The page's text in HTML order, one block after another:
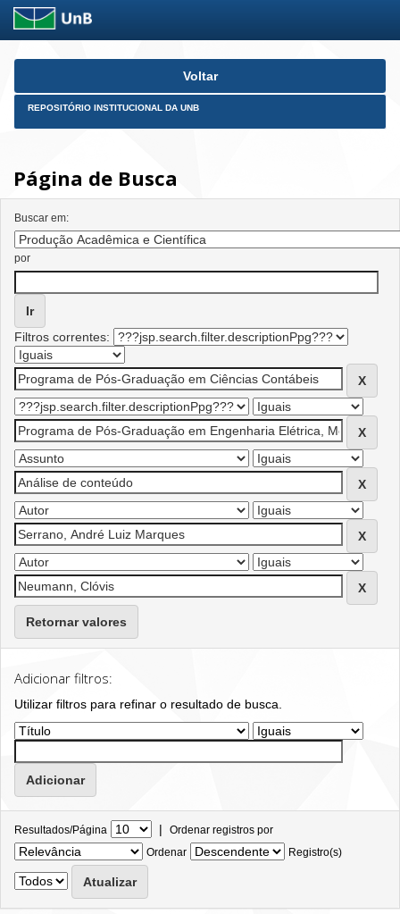
Skip
Voltar
REPOSITÓRIO INSTITUCIONAL DA UNB
Página de Busca
Buscar em:
por
Filtros correntes:
Retornar valores
Adicionar filtros:
Utilizar filtros para refinar o resultado de busca.
Resultados/Página | Ordenar registros por
Ordenar
Registro(s)